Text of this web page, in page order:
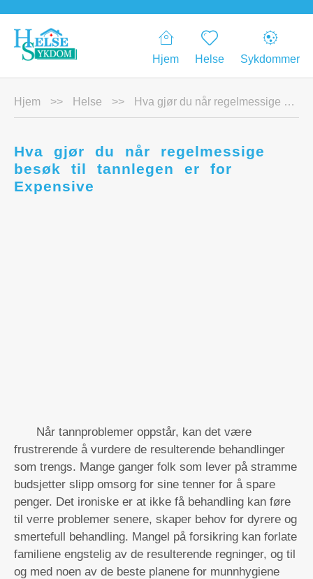
Hjem Helse Sykdommer
Hjem >> Helse >> Hva gjør du når regelmessige besøk til tannlegen er for Expensive
Hva gjør du når regelmessige
besøk til tannlegen er for
Expensive
Når tannproblemer oppstår, kan det være
frustrerende å vurdere de resulterende behandlinger
som trengs. Mange ganger folk som lever på stramme
budsjetter slipp omsorg for sine tenner for å spare
penger. Det ironiske er at ikke få behandling kan føre
til verre problemer senere, skaper behov for dyrere og
smertefull behandling. Mangel på forsikring kan forlate
familiene engstelig av de resulterende regninger, og til
og med noen av de beste planene for munnhygiene